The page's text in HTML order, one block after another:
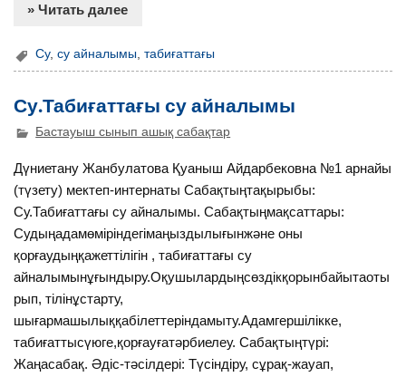
» Читать далее
Су,су айналымы,табиғаттағы
Су.Табиғаттағы су айналымы
Бастауыш сынып ашық сабақтар
Дүниетану Жанбулатова Қуаныш Айдарбековна №1 арнайы
(түзету) мектеп-интернаты Сабақтыңтақырыбы:
Су.Табиғаттағы су айналымы. Сабақтыңмақсаттары:
Судыңадамөміріндегімаңыздылығынжәне оны
қорғаудыңқажеттілігін , табиғаттағы су
айналымынұғындыру.Оқушылардыңсөздікқорынбайытаоты
рып, тілінұстарту,
шығармашылыққабілеттеріндамыту.Адамгершілікке,
табиғаттысүюге,қорғауғатәрбиелеу. Сабақтыңтүрі:
Жаңасабақ. Әдіс-тәсілдері: Түсіндіру, сұрақ-жауап,